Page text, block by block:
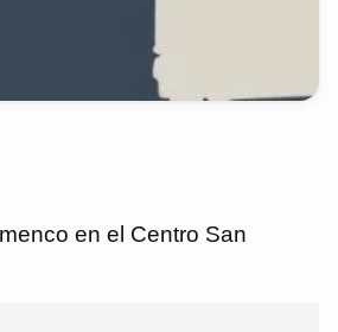
en el Centro San